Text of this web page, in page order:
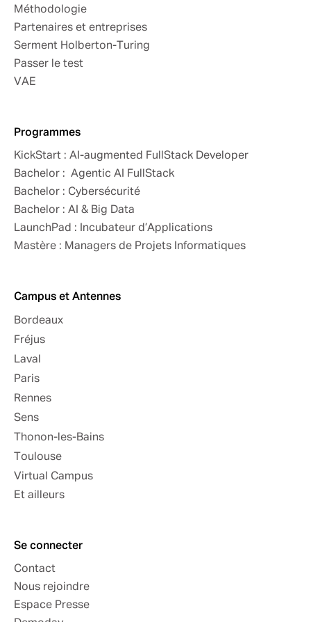
Méthodologie
Partenaires et entreprises
Serment Holberton-Turing
Passer le test
VAE
Programmes
KickStart : AI-augmented FullStack Developer
Bachelor : Agentic AI FullStack
Bachelor : Cybersécurité
Bachelor : AI & Big Data
LaunchPad : Incubateur d’Applications
Mastère : Managers de Projets Informatiques
Campus et Antennes
Bordeaux
Fréjus
Laval
Paris
Rennes
Sens
Thonon-les-Bains
Toulouse
Virtual Campus
Et ailleurs
Se connecter
Contact
Nous rejoindre
Espace Presse